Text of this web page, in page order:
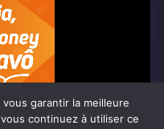
garantir la meilleure
continuez à utiliser ce